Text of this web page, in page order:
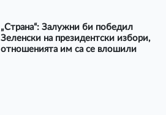
„Страна“: Залужни би победил
Зеленски на президентски избори,
отношенията им са се влошили